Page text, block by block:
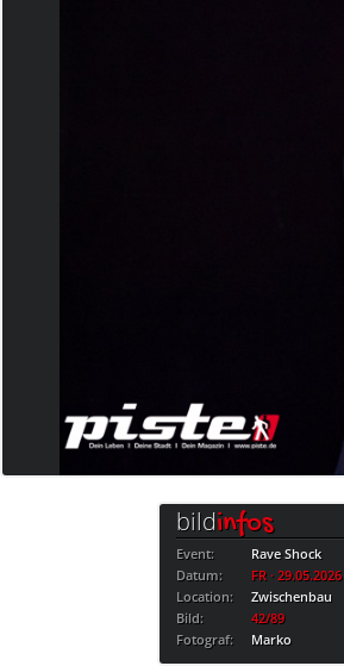
bildinfos
Event:
Rave Shock
Datum:
FR · 29.05.2026
Location:
Zwischenbau
Bild:
42/89
Fotograf:
Marko